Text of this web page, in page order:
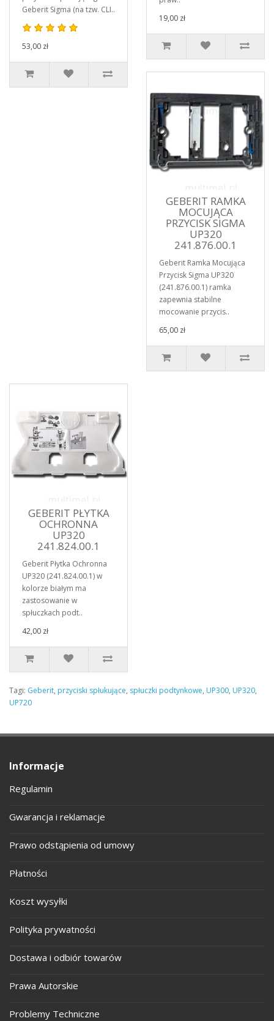
Geberit Sigma (na tzw. CLI..
53,00 zł
19,00 zł
GEBERIT RAMKA
MOCUJĄCA
PRZYCISK SIGMA
UP320
241.876.00.1
Geberit Ramka Mocująca
Przycisk Sigma UP320
(241.876.00.1) ramka
zapewnia stabilne
mocowanie przycis..
65,00 zł
GEBERIT PŁYTKA
OCHRONNA
UP320
241.824.00.1
Geberit Płytka Ochronna
UP320 (241.824.00.1) w
kolorze białym ma
zastosowanie w
spłuczkach podt..
42,00 zł
Tagi: Geberit, przyciski spłukujące, spłuczki podtynkowe, UP300, UP320,
UP720
Informacje
Regulamin
Gwarancja i reklamacje
Prawo odstąpienia od umowy
Płatności
Koszt wysyłki
Polityka prywatności
Dostawa i odbiór towarów
Prawa Autorskie
Problemy Techniczne